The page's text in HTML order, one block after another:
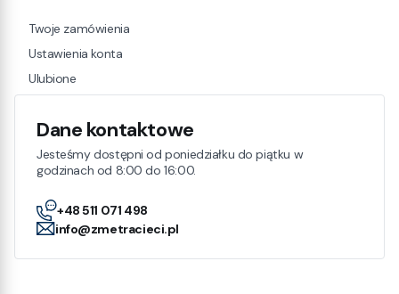
Dane kontaktowe
Jesteśmy dostępni od poniedziałku do piątku w
godzinach od 8:00 do 16:00.
+48 511 071 498
info@zmetracieci.pl
Twoje zamówienia
Ustawienia konta
Ulubione